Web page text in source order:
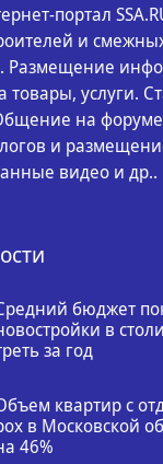
портал
и
Размещение
услуги.
на
и
видео и др..
бюджет
в
за год
квартир с
в Московской
46%